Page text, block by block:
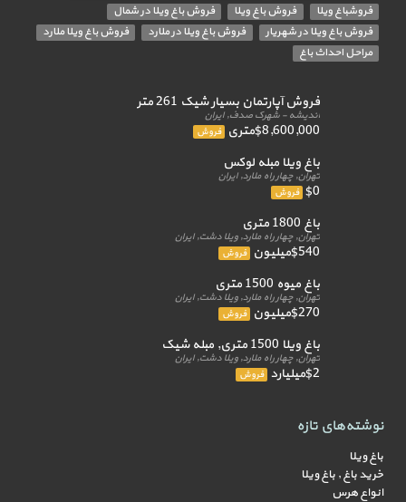
فروشباغ ویلا
فروش باغ ویلا
فروش باغ ویلا در شمال
فروش باغ ویلا در شهریار
فروش باغ ویلا در ملارد
فروش باغ ویلا ملارد
مراحل احداث باغ
فروش آپارتمان بسیار شیک 261 متر
اندیشه - شهرک صدف, ایران
$8,600,000متری فروش
باغ ویلا مبله لوکس
تهران, چهار راه ملارد, ایران
$0 فروش
باغ 1800 متری
تهران, چهار راه ملارد, ویلا دشت, ایران
$540میلیون فروش
باغ میوه 1500 متری
تهران, چهار راه ملارد, ویلا دشت, ایران
$270میلیون فروش
باغ ویلا 1500 متری, مبله شیک
تهران, چهار راه ملارد, ویلا دشت, ایران
$2میلیارد فروش
نوشته‌های تازه
باغ ویلا
خرید باغ , باغ ویلا
انواع هرس